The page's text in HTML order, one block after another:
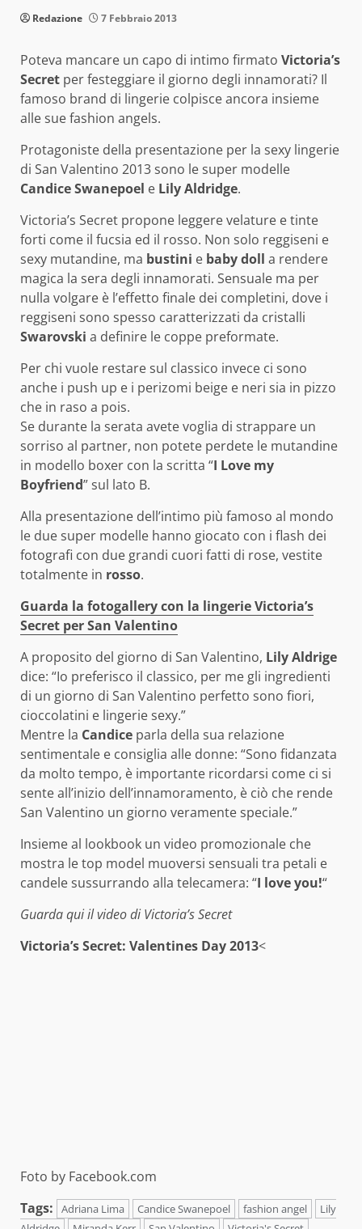
Redazione 7 Febbraio 2013
Poteva mancare un capo di intimo firmato Victoria’s
Secret per festeggiare il giorno degli innamorati? Il
famoso brand di lingerie colpisce ancora insieme
alle sue fashion angels.
Protagoniste della presentazione per la sexy lingerie
di San Valentino 2013 sono le super modelle
Candice Swanepoel e Lily Aldridge.
Victoria’s Secret propone leggere velature e tinte
forti come il fucsia ed il rosso. Non solo reggiseni e
sexy mutandine, ma bustini e baby doll a rendere
magica la sera degli innamorati. Sensuale ma per
nulla volgare è l’effetto finale dei completini, dove i
reggiseni sono spesso caratterizzati da cristalli
Swarovski a definire le coppe preformate.
Per chi vuole restare sul classico invece ci sono
anche i push up e i perizomi beige e neri sia in pizzo
che in raso a pois.
Se durante la serata avete voglia di strappare un
sorriso al partner, non potete perdete le mutandine
in modello boxer con la scritta “I Love my
Boyfriend” sul lato B.
Alla presentazione dell’intimo più famoso al mondo
le due super modelle hanno giocato con i flash dei
fotografi con due grandi cuori fatti di rose, vestite
totalmente in rosso.
Guarda la fotogallery con la lingerie Victoria’s
Secret per San Valentino
A proposito del giorno di San Valentino, Lily Aldrige
dice: “Io preferisco il classico, per me gli ingredienti
di un giorno di San Valentino perfetto sono fiori,
cioccolatini e lingerie sexy.”
Mentre la Candice parla della sua relazione
sentimentale e consiglia alle donne: “Sono fidanzata
da molto tempo, è importante ricordarsi come ci si
sente all’inizio dell’innamoramento, è ciò che rende
San Valentino un giorno veramente speciale.”
Insieme al lookbook un video promozionale che
mostra le top model muoversi sensuali tra petali e
candele sussurrando alla telecamera: “I love you!“
Guarda qui il video di Victoria’s Secret
Victoria’s Secret: Valentines Day 2013<
Foto by Facebook.com
Tags:
Adriana Lima Candice Swanepoel fashion angel
Lily